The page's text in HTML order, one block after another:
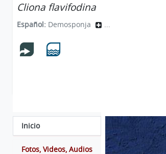
Cliona flavifodina
Español: Demosponja ...
Inicio
Fotos, Videos, Audios